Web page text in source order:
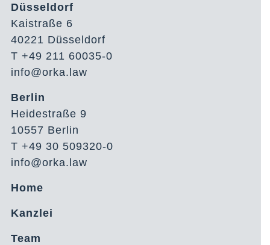
Düsseldorf
Kaistraße 6
40221 Düsseldorf
T +49 211 60035-0
info@orka.law
Berlin
Heidestraße 9
10557 Berlin
T +49 30 509320-0
info@orka.law
Home
Kanzlei
Team